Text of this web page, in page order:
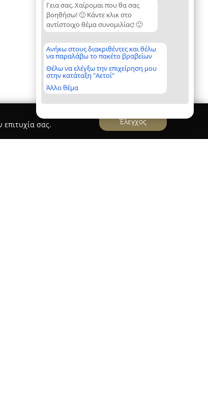
Γεια σας. Χαίρομαι που θα σας
βοηθήσω! 🙂 Κάντε κλικ στο
αντίστοιχο θέμα συνομιλίας! 🙂
Ανήκω στους διακριθέντες και θέλω
να παραλάβω το πακέτο βραβείων
Θέλω να ελέγξω την επιχείρηση μου
στην κατάταξη "Αετοί"
Άλλο θέμα
επιτυχία σας.
Έλεγχος